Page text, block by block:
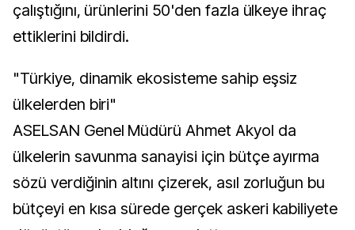
çalıştığını, ürünlerini 50'den fazla ülkeye ihraç
ettiklerini bildirdi.
"Türkiye, dinamik ekosisteme sahip eşsiz
ülkelerden biri"
ASELSAN Genel Müdürü Ahmet Akyol da
ülkelerin savunma sanayisi için bütçe ayırma
sözü verdiğinin altını çizerek, asıl zorluğun bu
bütçeyi en kısa sürede gerçek askeri kabiliyete